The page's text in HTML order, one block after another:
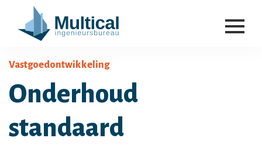
Vastgoedontwikkeling
Onderhoud
standaard